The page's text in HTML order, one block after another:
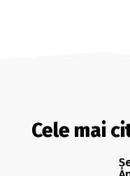
Cele mai